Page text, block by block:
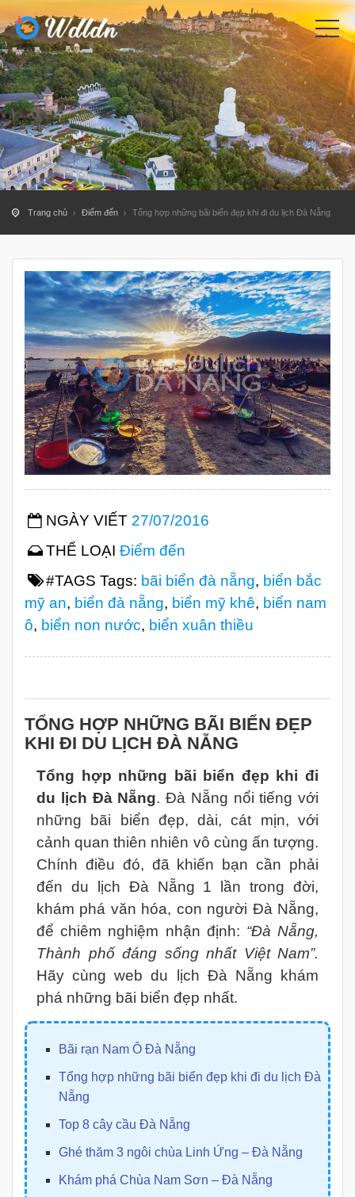
Trang chủ Điểm đến Tổng hợp những bãi biển đẹp khi đi du lịch Đà Nẵng
NGÀY VIẾT 27/07/2016
THỂ LOẠI Điểm đến
#TAGS Tags: bãi biển đà nẵng, biển bắc
mỹ an, biển đà nẵng, biển mỹ khê, biển nam
ô, biển non nước, biển xuân thiều
TỔNG HỢP NHỮNG BÃI BIỂN ĐẸP
KHI ĐI DU LỊCH ĐÀ NẴNG
Tổng hợp những bãi biển đẹp khi đi
du lịch Đà Nẵng. Đà Nẵng nổi tiếng với
những bãi biển đẹp, dài, cát mịn, với
cảnh quan thiên nhiên vô cùng ấn tượng.
Chính điều đó, đã khiến bạn cần phải
đến du lịch Đà Nẵng 1 lần trong đời,
khám phá văn hóa, con người Đà Nẵng,
để chiêm nghiệm nhận định: “Đà Nẵng,
Thành phố đáng sống nhất Việt Nam”.
Hãy cùng web du lịch Đà Nẵng khám
phá những bãi biển đẹp nhất.
Bãi rạn Nam Ô Đà Nẵng
Tổng hợp những bãi biển đẹp khi đi du lịch Đà
Nẵng
Top 8 cây cầu Đà Nẵng
Ghé thăm 3 ngôi chùa Linh Ứng – Đà Nẵng
Khám phá Chùa Nam Sơn – Đà Nẵng